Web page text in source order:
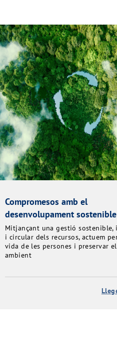
Compromesos amb el
desenvolupament sostenible
Mitjançant una gestió sostenible,
i circular dels recursos, actuem
vida de les persones i preservar
ambient